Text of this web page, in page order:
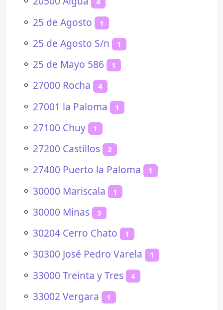
⚬ 25 de Agosto 1
⚬ 25 de Agosto S/n 1
⚬ 25 de Mayo 586 1
⚬ 27000 Rocha 4
⚬ 27001 la Paloma 1
⚬ 27100 Chuy 1
⚬ 27200 Castillos 2
⚬ 27400 Puerto la Paloma 1
⚬ 30000 Mariscala 1
⚬ 30000 Minas 3
⚬ 30204 Cerro Chato 1
⚬ 30300 José Pedro Varela 1
⚬ 33000 Treinta y Tres 4
⚬ 33002 Vergara 1